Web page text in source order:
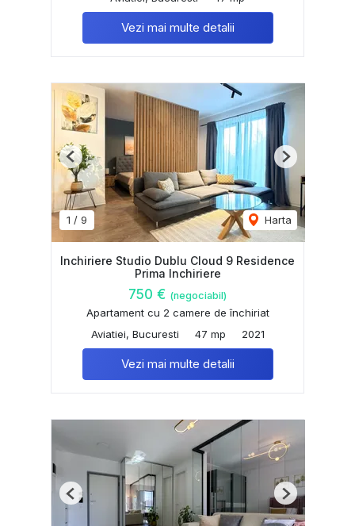
Vezi mai multe detalii
1 / 9 Harta
Previous Next
Inchiriere Studio Dublu Cloud 9 Residence
Prima Inchiriere
750 € (negociabil)
Apartament cu 2 camere de închiriat
Aviatiei, Bucuresti
47 mp 2021
Vezi mai multe detalii
Previous Next